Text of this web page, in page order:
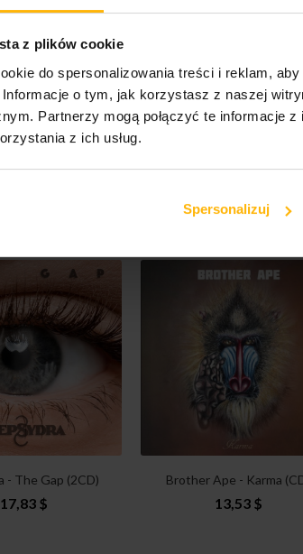
z plików cookie
do spersonalizowania treści i reklam,
o tym, jak korzystasz z naszej
Partnerzy mogą połączyć te informacje
z ich usług.
Spersonalizuj
KUPILI RÓWNIEŻ:
- The Gap (2CD)
17,83 $
Brother Ape - Karma
13,53 $